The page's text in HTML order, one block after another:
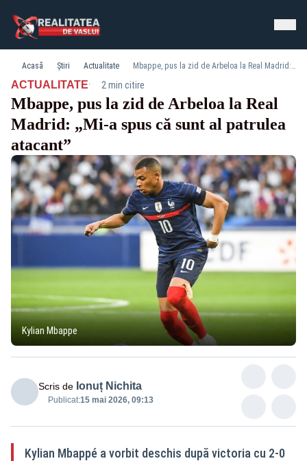
Acasă Știri Actualitate Mbappe, pus la zid de Arbeloa la Real Madrid: „Mi-a spus că sunt al patrulea atacant”
ACTUALITATE· 2 min citire
Mbappe, pus la zid de Arbeloa la Real
Madrid: „Mi-a spus că sunt al patrulea
atacant”
Kylian Mbappe
Scris de Ionuț Nichita
Publicat:15 mai 2026, 09:13
Kylian Mbappé a vorbit deschis după victoria cu 2-0